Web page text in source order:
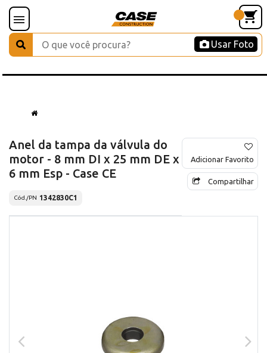
Usar Foto
Anel da tampa da válvula do
motor - 8 mm DI x 25 mm DE x
6 mm Esp - Case CE
Cód./PN 1342830C1
Adicionar Favorito
Compartilhar